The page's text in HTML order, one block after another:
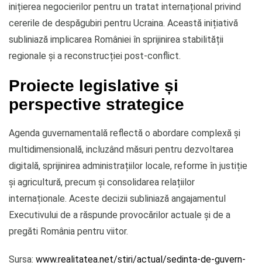
inițierea negocierilor pentru un tratat internațional privind
cererile de despăgubiri pentru Ucraina. Această inițiativă
subliniază implicarea României în sprijinirea stabilității
regionale și a reconstrucției post-conflict.
Proiecte legislative și
perspective strategice
Agenda guvernamentală reflectă o abordare complexă și
multidimensională, incluzând măsuri pentru dezvoltarea
digitală, sprijinirea administrațiilor locale, reforme în justiție
și agricultură, precum și consolidarea relațiilor
internaționale. Aceste decizii subliniază angajamentul
Executivului de a răspunde provocărilor actuale și de a
pregăti România pentru viitor.
Sursa: www.realitatea.net/stiri/actual/sedinta-de-guvern-